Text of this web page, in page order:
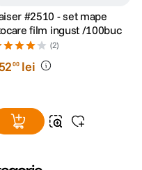
#2510 - set mape
film ingust /100buc
(2)
00 lei